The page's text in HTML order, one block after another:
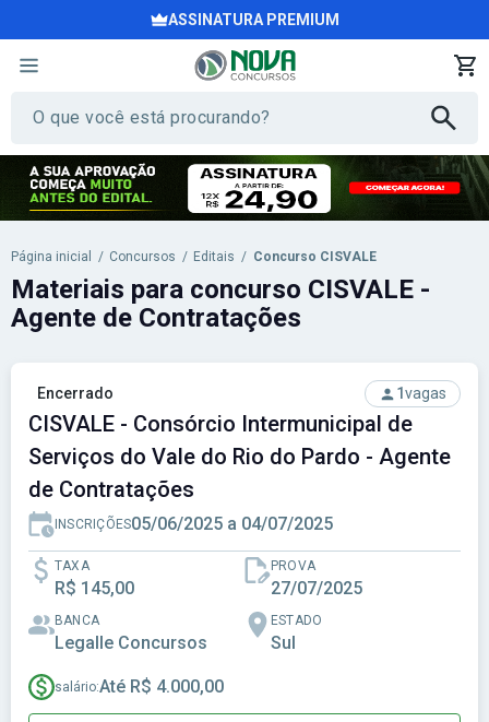
ASSINATURA PREMIUM
Página inicial / Concursos / Editais / Concurso CISVALE
Encerrado 1vagas
CISVALE - Consórcio Intermunicipal de
Serviços do Vale do Rio do Pardo - Agente
de Contratações
INSCRIÇÕES05/06/2025 a 04/07/2025
TAXA
R$ 145,00
PROVA
27/07/2025
BANCA
Legalle Concursos
ESTADO
Sul
salário:Até R$ 4.000,00
Materiais para concurso CISVALE -
Agente de Contratações